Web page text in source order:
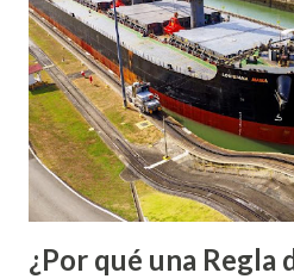
¿Por qué una Regla